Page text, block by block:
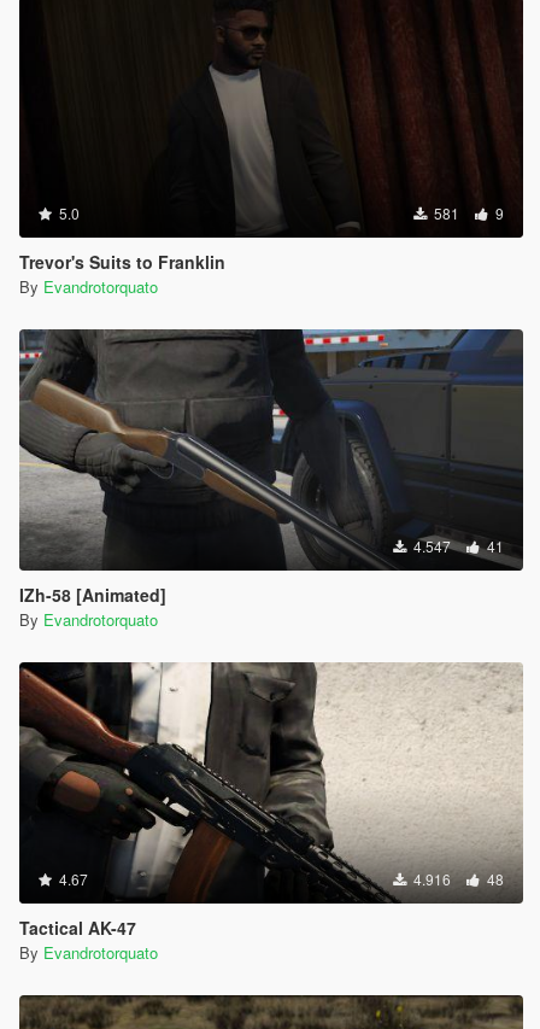
5.0 581 9
Trevor's Suits to Franklin
By Evandrotorquato
4.547 41
IZh-58 [Animated]
By Evandrotorquato
4.67 4.916 48
Tactical AK-47
By Evandrotorquato